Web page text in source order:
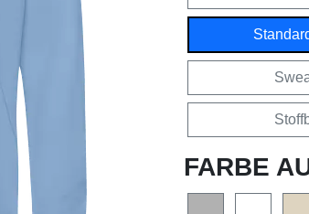
FARBE